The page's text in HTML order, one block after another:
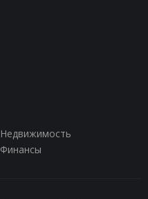
Недвижимость
Финансы